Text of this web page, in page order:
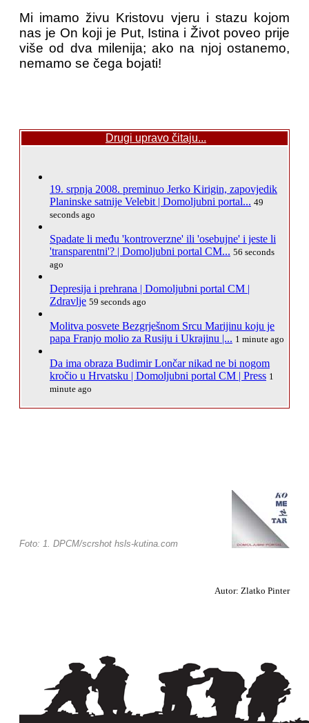
Mi imamo živu Kristovu vjeru i stazu kojom
nas je On koji je Put, Istina i Život poveo prije
više od dva milenija; ako na njoj ostanemo,
nemamo se čega bojati!
Drugi upravo čitaju...
19. srpnja 2008. preminuo Jerko Kirigin, zapovjedik
Planinske satnije Velebit | Domoljubni portal... 49
seconds ago
Spadate li među 'kontroverzne' ili 'osebujne' i jeste li
'transparentni'? | Domoljubni portal CM... 56 seconds
ago
Depresija i prehrana | Domoljubni portal CM |
Zdravlje 59 seconds ago
Molitva posvete Bezgrješnom Srcu Marijinu koju je
papa Franjo molio za Rusiju i Ukrajinu |... 1 minute ago
Da ima obraza Budimir Lončar nikad ne bi nogom
kročio u Hrvatsku | Domoljubni portal CM | Press 1
minute ago
Foto: 1. DPCM/scrshot hsls-kutina.com
Autor: Zlatko Pinter